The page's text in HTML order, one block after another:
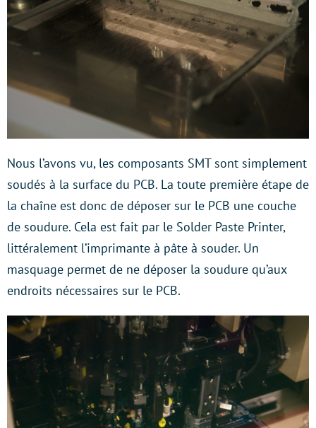
Nous l’avons vu, les composants SMT sont simplement
soudés à la surface du PCB. La toute première étape de
la chaîne est donc de déposer sur le PCB une couche
de soudure. Cela est fait par le Solder Paste Printer,
littéralement l’imprimante à pâte à souder. Un
masquage permet de ne déposer la soudure qu’aux
endroits nécessaires sur le PCB.